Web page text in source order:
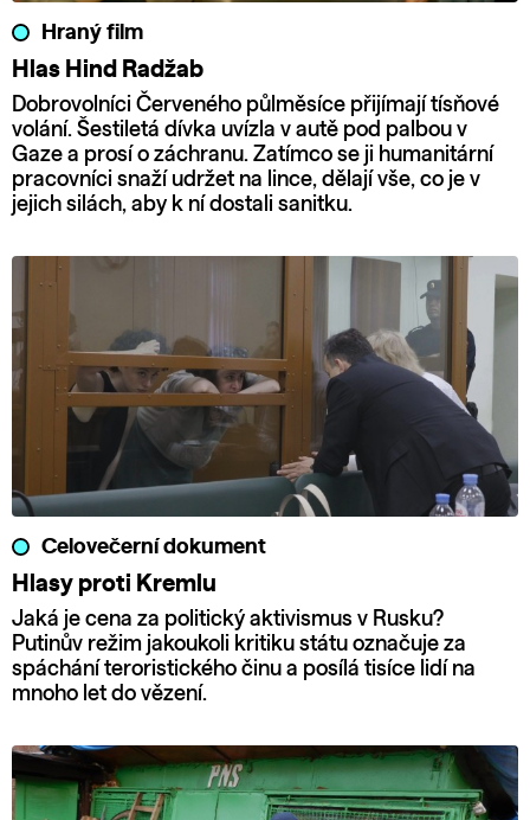
Hraný film
Hlas Hind Radžab
Dobrovolníci Červeného půlměsíce přijímají tísňové
volání. Šestiletá dívka uvízla v autě pod palbou v
Gaze a prosí o záchranu. Zatímco se ji humanitární
pracovníci snaží udržet na lince, dělají vše, co je v
jejich silách, aby k ní dostali sanitku.
Celovečerní dokument
Hlasy proti Kremlu
Jaká je cena za politický aktivismus v Rusku?
Putinův režim jakoukoli kritiku státu označuje za
spáchání teroristického činu a posílá tisíce lidí na
mnoho let do vězení.